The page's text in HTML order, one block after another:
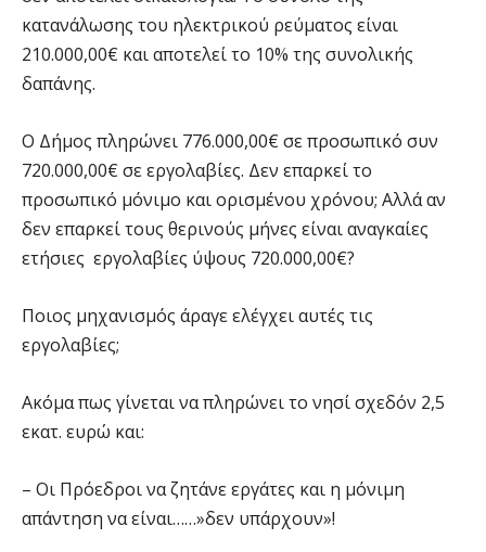
κατανάλωσης του ηλεκτρικού ρεύματος είναι
210.000,00€ και αποτελεί το 10% της συνολικής
δαπάνης.
Ο Δήμος πληρώνει 776.000,00€ σε προσωπικό συν
720.000,00€ σε εργολαβίες. Δεν επαρκεί το
προσωπικό μόνιμο και ορισμένου χρόνου; Αλλά αν
δεν επαρκεί τους θερινούς μήνες είναι αναγκαίες
ετήσιες εργολαβίες ύψους 720.000,00€?
Ποιος μηχανισμός άραγε ελέγχει αυτές τις
εργολαβίες;
Ακόμα πως γίνεται να πληρώνει το νησί σχεδόν 2,5
εκατ. ευρώ και:
– Οι Πρόεδροι να ζητάνε εργάτες και η μόνιμη
απάντηση να είναι……»δεν υπάρχουν»!